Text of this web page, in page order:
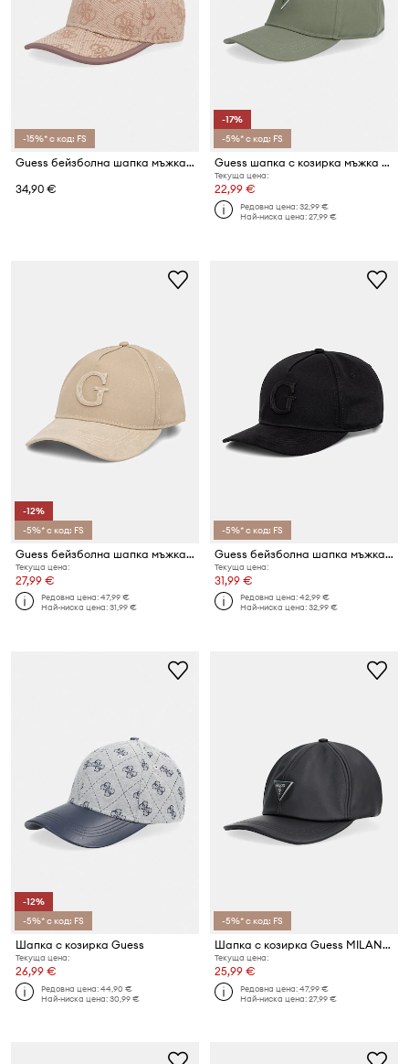
-15%* с код: FS
Guess бейзболна шапка мъжка BOSTON
34,90 €
-17%
-5%* с код: FS
Guess шапка с козирка мъжка от памук LONDON
Текуща цена:
22,99 €
Редовна цена:32,99 €
Най-ниска цена:27,99 €
-12%
-5%* с код: FS
Guess бейзболна шапка мъжка от памук
Текуща цена:
27,99 €
Редовна цена:47,99 €
Най-ниска цена:31,99 €
-5%* с код: FS
Guess бейзболна шапка мъжка от памук
Текуща цена:
31,99 €
Редовна цена:42,99 €
Най-ниска цена:32,99 €
-12%
-5%* с код: FS
Шапка с козирка Guess
Текуща цена:
26,99 €
Редовна цена:44,90 €
Най-ниска цена:30,99 €
-5%* с код: FS
Шапка с козирка Guess MILANO
Текуща цена:
25,99 €
Редовна цена:47,99 €
Най-ниска цена:27,99 €